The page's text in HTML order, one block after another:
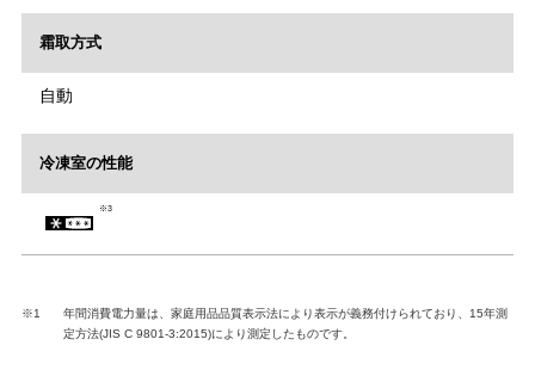
霜取方式
自動
冷凍室の性能
※3
※1
年間消費電力量は、家庭用品品質表示法により表示が義務付けられており、15年測
定方法(JIS C 9801-3:2015)により測定したものです。